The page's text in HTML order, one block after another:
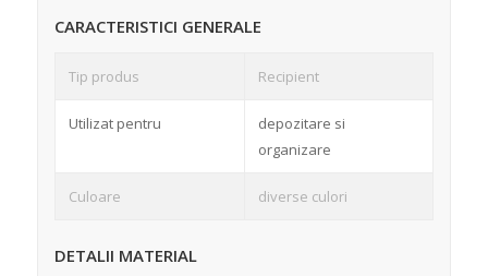
CARACTERISTICI GENERALE
Tip produs Recipient
Utilizat pentru
depozitare si
organizare
Culoare diverse culori
DETALII MATERIAL